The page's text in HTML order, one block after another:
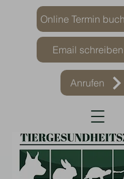
Online Termin
Email schreiben
Anrufen